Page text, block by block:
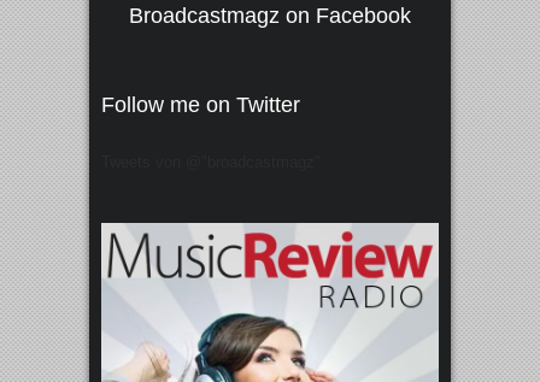
Broadcastmagz on Facebook
Follow me on Twitter